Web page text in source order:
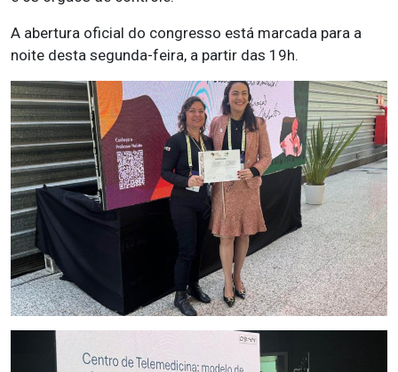
A abertura oficial do congresso está marcada para a
noite desta segunda-feira, a partir das 19h.